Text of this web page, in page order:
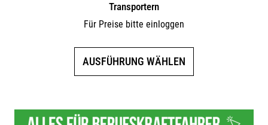
Transportern
Für Preise bitte einloggen
AUSFÜHRUNG WÄHLEN
Varianten